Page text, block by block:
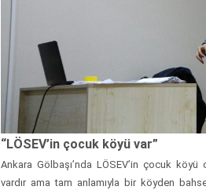
“LÖSEV’in çocuk köyü var”
Ankara Gölbaşı’nda LÖSEV’in çocuk
vardır ama tam anlamıyla bir köyden